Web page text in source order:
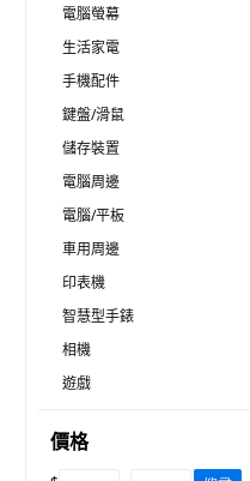
電腦螢幕
生活家電
手機配件
鍵盤/滑鼠
儲存裝置
電腦周邊
電腦/平板
車用周邊
印表機
智慧型手錶
相機
遊戲
價格